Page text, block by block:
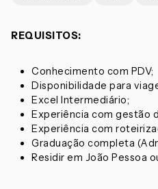
REQUISITOS:
Conhecimento com PDV;
Disponibilidade para
Excel Intermediário;
Experiência com gestão
Experiência com
Graduação completa
Residir em João Pessoa